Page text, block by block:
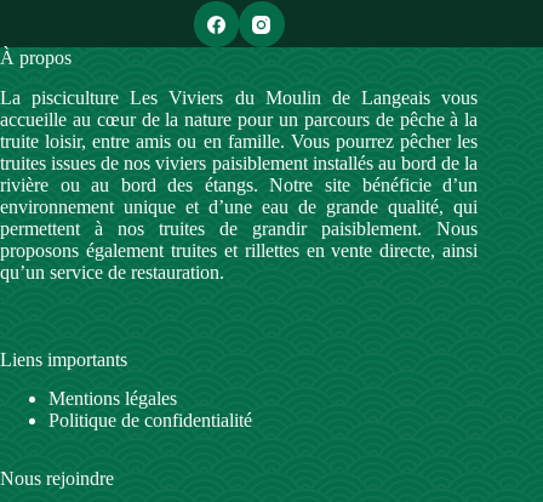
À propos
La pisciculture Les Viviers du Moulin de Langeais vous
accueille au cœur de la nature pour un parcours de pêche à la
truite loisir, entre amis ou en famille. Vous pourrez pêcher les
truites issues de nos viviers paisiblement installés au bord de la
rivière ou au bord des étangs. Notre site bénéficie d’un
environnement unique et d’une eau de grande qualité, qui
permettent à nos truites de grandir paisiblement. Nous
proposons également truites et rillettes en vente directe, ainsi
qu’un service de restauration.
Liens importants
Mentions légales
Politique de confidentialité
Nous rejoindre